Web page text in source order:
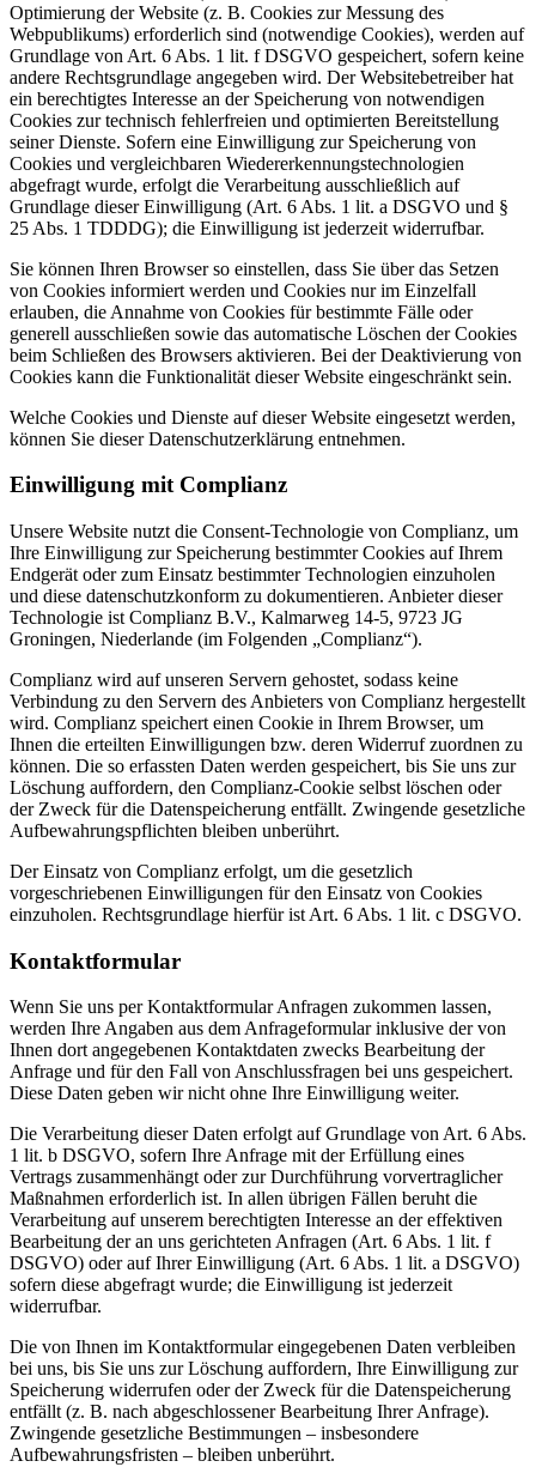
Optimierung der Website (z. B. Cookies zur Messung des
Webpublikums) erforderlich sind (notwendige Cookies), werden auf
Grundlage von Art. 6 Abs. 1 lit. f DSGVO gespeichert, sofern keine
andere Rechtsgrundlage angegeben wird. Der Websitebetreiber hat
ein berechtigtes Interesse an der Speicherung von notwendigen
Cookies zur technisch fehlerfreien und optimierten Bereitstellung
seiner Dienste. Sofern eine Einwilligung zur Speicherung von
Cookies und vergleichbaren Wiedererkennungstechnologien
abgefragt wurde, erfolgt die Verarbeitung ausschließlich auf
Grundlage dieser Einwilligung (Art. 6 Abs. 1 lit. a DSGVO und §
25 Abs. 1 TDDDG); die Einwilligung ist jederzeit widerrufbar.
Sie können Ihren Browser so einstellen, dass Sie über das Setzen
von Cookies informiert werden und Cookies nur im Einzelfall
erlauben, die Annahme von Cookies für bestimmte Fälle oder
generell ausschließen sowie das automatische Löschen der Cookies
beim Schließen des Browsers aktivieren. Bei der Deaktivierung von
Cookies kann die Funktionalität dieser Website eingeschränkt sein.
Welche Cookies und Dienste auf dieser Website eingesetzt werden,
können Sie dieser Datenschutzerklärung entnehmen.
Einwilligung mit Complianz
Unsere Website nutzt die Consent-Technologie von Complianz, um
Ihre Einwilligung zur Speicherung bestimmter Cookies auf Ihrem
Endgerät oder zum Einsatz bestimmter Technologien einzuholen
und diese datenschutzkonform zu dokumentieren. Anbieter dieser
Technologie ist Complianz B.V., Kalmarweg 14-5, 9723 JG
Groningen, Niederlande (im Folgenden „Complianz“).
Complianz wird auf unseren Servern gehostet, sodass keine
Verbindung zu den Servern des Anbieters von Complianz hergestellt
wird. Complianz speichert einen Cookie in Ihrem Browser, um
Ihnen die erteilten Einwilligungen bzw. deren Widerruf zuordnen zu
können. Die so erfassten Daten werden gespeichert, bis Sie uns zur
Löschung auffordern, den Complianz-Cookie selbst löschen oder
der Zweck für die Datenspeicherung entfällt. Zwingende gesetzliche
Aufbewahrungspflichten bleiben unberührt.
Der Einsatz von Complianz erfolgt, um die gesetzlich
vorgeschriebenen Einwilligungen für den Einsatz von Cookies
einzuholen. Rechtsgrundlage hierfür ist Art. 6 Abs. 1 lit. c DSGVO.
Kontaktformular
Wenn Sie uns per Kontaktformular Anfragen zukommen lassen,
werden Ihre Angaben aus dem Anfrageformular inklusive der von
Ihnen dort angegebenen Kontaktdaten zwecks Bearbeitung der
Anfrage und für den Fall von Anschlussfragen bei uns gespeichert.
Diese Daten geben wir nicht ohne Ihre Einwilligung weiter.
Die Verarbeitung dieser Daten erfolgt auf Grundlage von Art. 6 Abs.
1 lit. b DSGVO, sofern Ihre Anfrage mit der Erfüllung eines
Vertrags zusammenhängt oder zur Durchführung vorvertraglicher
Maßnahmen erforderlich ist. In allen übrigen Fällen beruht die
Verarbeitung auf unserem berechtigten Interesse an der effektiven
Bearbeitung der an uns gerichteten Anfragen (Art. 6 Abs. 1 lit. f
DSGVO) oder auf Ihrer Einwilligung (Art. 6 Abs. 1 lit. a DSGVO)
sofern diese abgefragt wurde; die Einwilligung ist jederzeit
widerrufbar.
Die von Ihnen im Kontaktformular eingegebenen Daten verbleiben
bei uns, bis Sie uns zur Löschung auffordern, Ihre Einwilligung zur
Speicherung widerrufen oder der Zweck für die Datenspeicherung
entfällt (z. B. nach abgeschlossener Bearbeitung Ihrer Anfrage).
Zwingende gesetzliche Bestimmungen – insbesondere
Aufbewahrungsfristen – bleiben unberührt.